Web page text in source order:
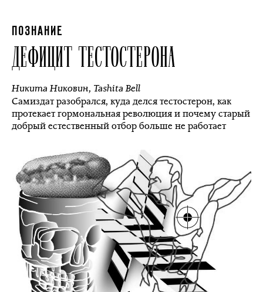
ПОЗНАНИЕ
ДЕФИЦИТ ТЕСТОСТЕРОНА
Никита Никовин, Tashita Bell
Самиздат разобрался, куда делся тестостерон, как
протекает гормональная революция и почему старый
добрый естественный отбор больше не работает